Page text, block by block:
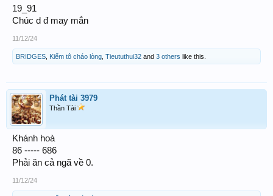
19_91
Chúc d đ may mắn
11/12/24
BRIDGES Kiếm tô cháo lòng Tieututhui32 and 3 others like this.
Phát tài 3979
Thần Tài
Khánh hoà
86 ----- 686
Phải ăn cả ngã về 0.
11/12/24